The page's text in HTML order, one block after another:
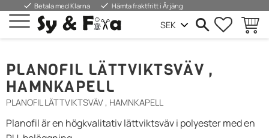
Meny
done Betala med Klarna done Hämta fraktfritt i Årjäng
PLANOFIL LÄTTVIKTSVÄV ,
HAMNKAPELL
PLANOFIL LÄTTVIKTSVÄV , HAMNKAPELL
Planofil är en högkvalitativ lättviktsväv i polyester med en